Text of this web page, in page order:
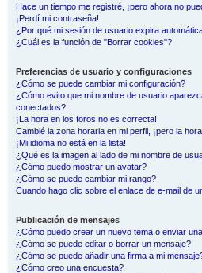
Hace un tiempo me registré, ¡pero ahora no
¡Perdí mi contraseña!
¿Por qué mi sesión de usuario expira
¿Cuál es la función de "Borrar cookies"?
Preferencias de usuario y configuraciones
¿Cómo se puede cambiar mi configuración?
¿Cómo evito que mi nombre de usuario
conectados?
¡La hora en los foros no es correcta!
Cambié la zona horaria en mi perfil, ¡pero la
¡Mi idioma no está en la lista!
¿Qué es la imagen al lado de mi nombre de
¿Cómo puedo mostrar un avatar?
¿Cómo se puede cambiar mi rango?
Cuando hago clic sobre el enlace de e-mail de
Publicación de mensajes
¿Cómo puedo crear un nuevo tema o enviar
¿Cómo se puede editar o borrar un mensaje?
¿Cómo se puede añadir una firma a mi
¿Cómo creo una encuesta?